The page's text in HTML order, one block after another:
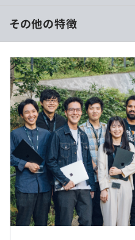
選出されました。
◾️エンジニアリング＆プロ
Microsoft、Indeedなど世
ーや、Mercari、LINE、
名なテ
ック企業出身のメンバーが
の多様な人材が揃っていま
高性能Mac book貸与
※リモート勤務可（地方か
※記載の給与額は目安であ
伺いながら決めていければ
（※想定年収 は年収提示額を
《フルフレックスタイム制》
フレキシブルタイム／5:00
※コアタイムなし
その他の特徴